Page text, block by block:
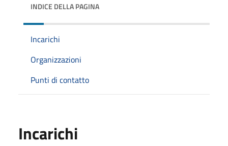
INDICE DELLA PAGINA
Incarichi
Organizzazioni
Punti di contatto
Incarichi